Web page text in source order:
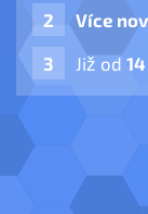
Více
Již od